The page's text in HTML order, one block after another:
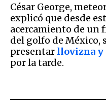
César George,
explicó que desde
acercamiento de un
del golfo de México,
presentar llovizna y
por la tarde.